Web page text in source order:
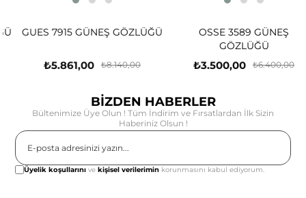
GUES 7915 GÜNEŞ GÖZLÜĞÜ
₺5.861,00 ₺8.140,00
OSSE 3589 GÜNEŞ
GÖZLÜĞÜ
₺3.500,00 ₺6.400,00
BİZDEN HABERLER
Bültenimize Üye Olun ! Tüm İndirim ve Fırsatlardan İlk Sizin
Haberiniz Olsun !
Üyelik koşullarını vekişisel verilerimin korunmasını kabul ediyorum.